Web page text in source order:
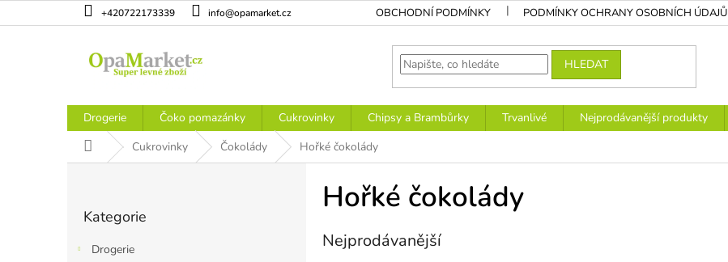
na
+420722173339 info@opamarket.cz OBCHODNÍ PODMÍNKY PODMÍNKY OCHRANY OSOBNÍCH ÚDAJŮ
HLEDAT
Drogerie Čoko pomazánky Cukrovinky Chipsy a Brambůrky Trvanlivé Nejprodávanější produkty
Domů Cukrovinky Čokolády Hořké čokolády
kategorie
Kategorie
Drogerie
Hořké čokolády
Nejprodávanější